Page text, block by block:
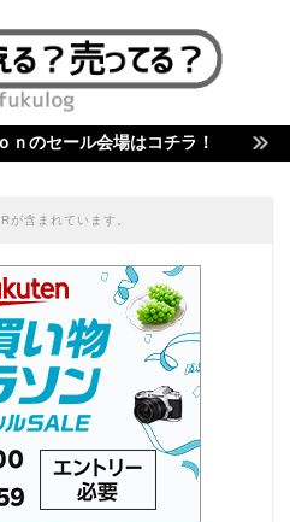
ｎのセール会場はコチラ！
が含まれています。